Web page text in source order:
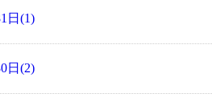
日(1)
日(2)